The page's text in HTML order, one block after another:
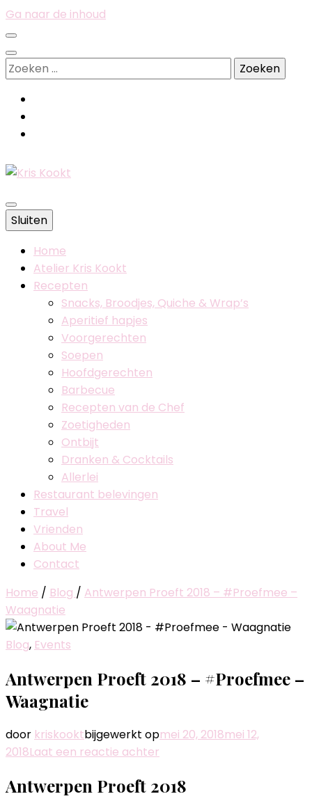
Ga naar de inhoud
Zoeken
naar:
Kris Kookt
Belgische foodblog
Sluiten
Home
Atelier Kris Kookt
Recepten
Snacks, Broodjes, Quiche & Wrap’s
Aperitief hapjes
Voorgerechten
Soepen
Hoofdgerechten
Barbecue
Recepten van de Chef
Zoetigheden
Ontbijt
Dranken & Cocktails
Allerlei
Restaurant belevingen
Travel
Vrienden
About Me
Contact
Home / Blog / Antwerpen Proeft 2018 – #Proefmee –
Waagnatie
Blog, Events
Antwerpen Proeft 2018 – #Proefmee –
Waagnatie
door kriskooktbijgewerkt opmei 20, 2018mei 12,
2018Laat een reactie achter
Proeft
Antwerpen Proeft 2018